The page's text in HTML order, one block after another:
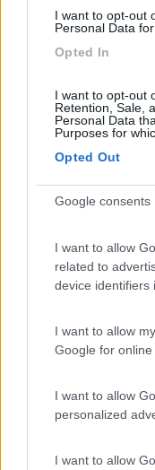
I want to opt-out
Personal Data
Opted In
I want to opt-out
Retention, Sale,
Personal Data
Purposes for
Opted Out
Google consents
I want to allow
related to
device identifiers
I want to allow
Google for
I want to allow
personalized
I want to allow
Driverale
gentile, il
Accoglienza
8.5